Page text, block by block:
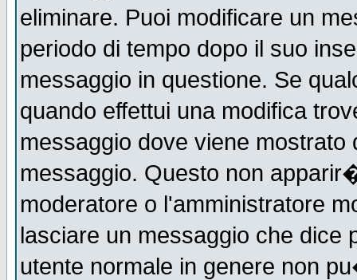
eliminare. Puoi modificare un
periodo di tempo dopo il suo
messaggio in questione. Se
quando effettui una modifica
messaggio dove viene mostrato
messaggio. Questo non
moderatore o l'amministratore
lasciare un messaggio che
utente normale in genere non